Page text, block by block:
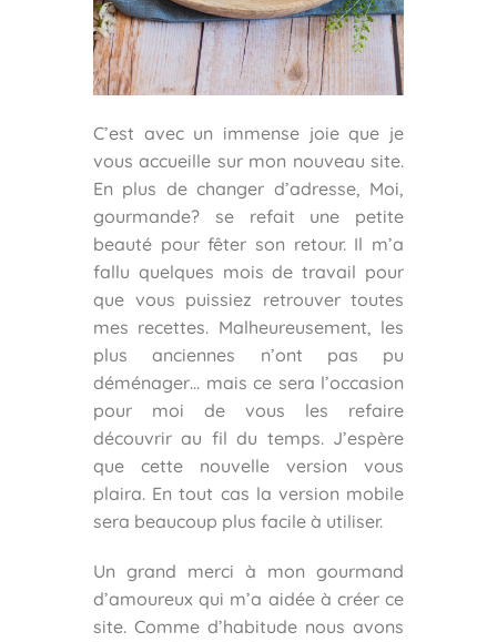
C’est avec un immense joie que je
vous accueille sur mon nouveau site.
En plus de changer d’adresse, Moi,
gourmande? se refait une petite
beauté pour fêter son retour. Il m’a
fallu quelques mois de travail pour
que vous puissiez retrouver toutes
mes recettes. Malheureusement, les
plus anciennes n’ont pas pu
déménager… mais ce sera l’occasion
pour moi de vous les refaire
découvrir au fil du temps. J’espère
que cette nouvelle version vous
plaira. En tout cas la version mobile
sera beaucoup plus facile à utiliser.
Un grand merci à mon gourmand
d’amoureux qui m’a aidée à créer ce
site. Comme d’habitude nous avons